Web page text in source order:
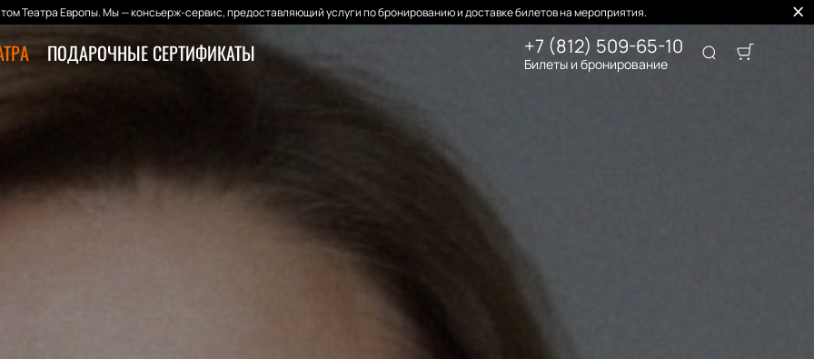
Театра Европы. Мы — консьерж-сервис, предоставляющий услуги по бронированию и доставке билетов на мероприятия.
ПОДАРОЧНЫЕ СЕРТИФИКАТЫ +7 (812) 509-65-10
Билеты и бронирование